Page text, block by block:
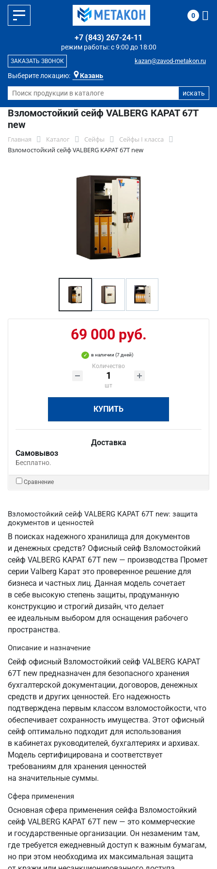
Выберите локацию: Казань
режим работы: с 9:00 до 18:00
+7 (843) 267-24-11
kazan@zavod-metakon.ru
ЗАКАЗАТЬ ЗВОНОК
0
Взломостойкий сейф VALBERG КАРАТ 67T
new
Главная Каталог Сейфы
Сейфы I класса
Взломостойкий сейф VALBERG КАРАТ 67T new
69 000 руб.
в наличии (7 дней)
Количество
шт
КУПИТЬ
Доставка
Самовывоз
Бесплатно.
Сравнение
Взломостойкий сейф VALBERG КАРАТ 67T new: защита
документов и ценностей
В поисках надежного хранилища для документов
и денежных средств? Офисный сейф Взломостойкий
сейф VALBERG КАРАТ 67T new — производства Промет
серии Valberg Карат это проверенное решение для
бизнеса и частных лиц. Данная модель сочетает
в себе высокую степень защиты, продуманную
конструкцию и строгий дизайн, что делает
ее идеальным выбором для оснащения рабочего
пространства.
Описание и назначение
Сейф офисный Взломостойкий сейф VALBERG КАРАТ
67T new предназначен для безопасного хранения
бухгалтерской документации, договоров, денежных
средств и других ценностей. Его надежность
подтверждена первым классом взломостойкости, что
обеспечивает сохранность имущества. Этот офисный
сейф оптимально подходит для использования
в кабинетах руководителей, бухгалтериях и архивах.
Модель сертифицирована и соответствует
требованиям для хранения ценностей
на значительные суммы.
Сфера применения
Основная сфера применения сейфа Взломостойкий
сейф VALBERG КАРАТ 67T new — это коммерческие
и государственные организации. Он незаменим там,
где требуется ежедневный доступ к важным бумагам,
но при этом необходима их максимальная защита